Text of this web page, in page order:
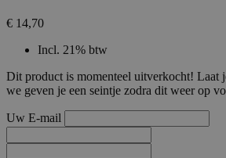
€ 14,70
Incl. 21% btw
Dit product is momenteel uitverkocht! Laat
we geven je een seintje zodra dit weer op
Uw E-mail